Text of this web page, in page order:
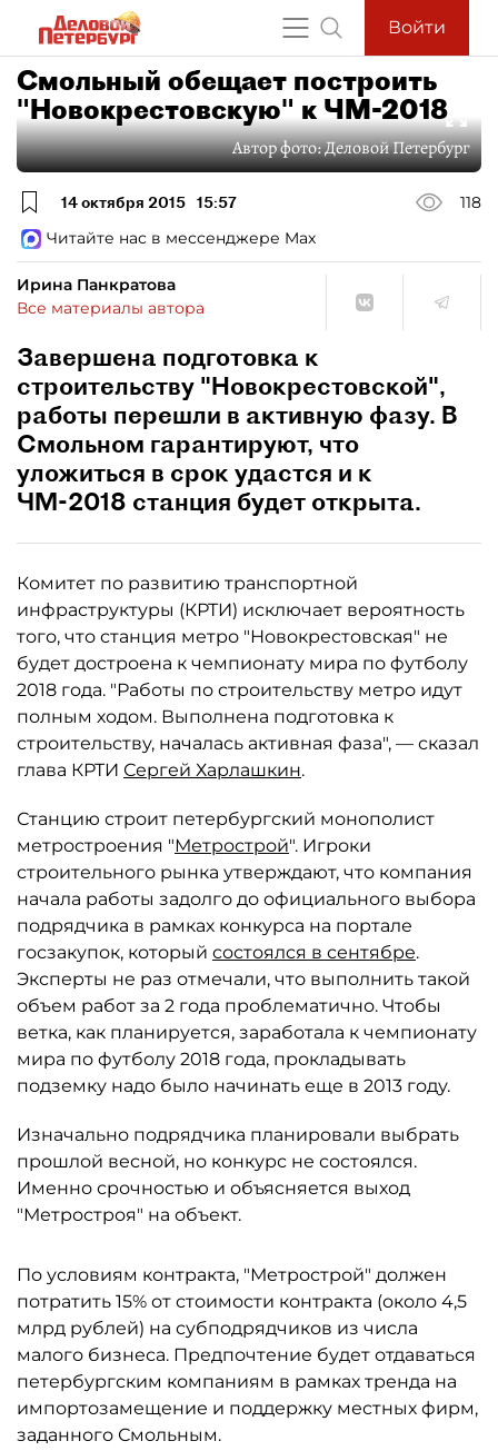
Войти
Смольный обещает построить
"Новокрестовскую" к ЧМ-2018
Автор фото:Деловой Петербург
14 октября 2015 15:57
118
Читайте нас в мессенджере Max
Ирина Панкратова
Все материалы автора
Завершена подготовка к
строительству "Новокрестовской",
работы перешли в активную фазу. В
Смольном гарантируют, что
уложиться в срок удастся и к
ЧМ-2018 станция будет открыта.
Комитет по развитию транспортной
инфраструктуры (КРТИ) исключает вероятность
того, что станция метро "Новокрестовская" не
будет достроена к чемпионату мира по футболу
2018 года. "Работы по строительству метро идут
полным ходом. Выполнена подготовка к
строительству, началась активная фаза", — сказал
глава КРТИ Сергей Харлашкин.
Станцию строит петербургский монополист
метростроения "Метрострой". Игроки
строительного рынка утверждают, что компания
начала работы задолго до официального выбора
подрядчика в рамках конкурса на портале
госзакупок, который состоялся в сентябре.
Эксперты не раз отмечали, что выполнить такой
объем работ за 2 года проблематично. Чтобы
ветка, как планируется, заработала к чемпионату
мира по футболу 2018 года, прокладывать
подземку надо было начинать еще в 2013 году.
Изначально подрядчика планировали выбрать
прошлой весной, но конкурс не состоялся.
Именно срочностью и объясняется выход
"Метростроя" на объект.
По условиям контракта, "Метрострой" должен
потратить 15% от стоимости контракта (около 4,5
млрд рублей) на субподрядчиков из числа
малого бизнеса. Предпочтение будет отдаваться
петербургским компаниям в рамках тренда на
импортозамещение и поддержку местных фирм,
заданного Смольным.